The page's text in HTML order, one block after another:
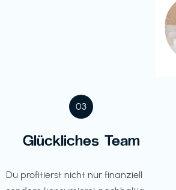
03
Glückliches Team
Du profitierst nicht nur finanziell